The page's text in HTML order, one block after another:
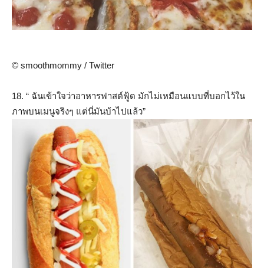
© smoothmommy / Twitter
18. “ ฉันเข้าใจว่าอาหารฟาสต์ฟู้ด มักไม่เหมือนแบบที่บอกไว้ใน
ภาพบนเมนูจริงๆ แต่นี่มันบ้าไปแล้ว”